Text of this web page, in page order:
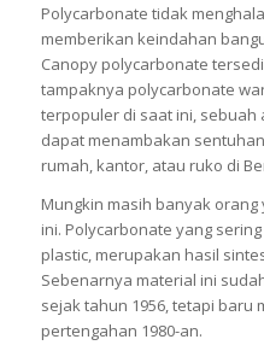
Polycarbonate tidak
memberikan keindahan
Canopy polycarbonate
tampaknya polycarbonate
terpopuler di saat ini,
dapat menambakan
rumah, kantor, atau ruko di
Mungkin masih banyak
ini. Polycarbonate yang
plastic, merupakan hasil
Sebenarnya material ini
sejak tahun 1956, tetapi baru
pertengahan 1980-an.